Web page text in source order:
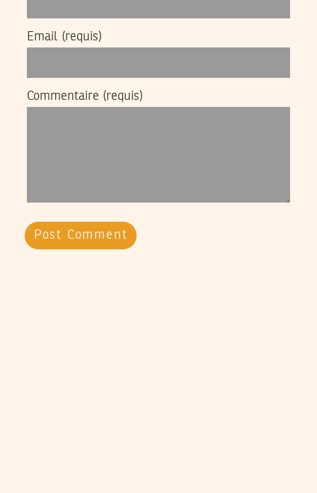
Email (requis)
Commentaire (requis)